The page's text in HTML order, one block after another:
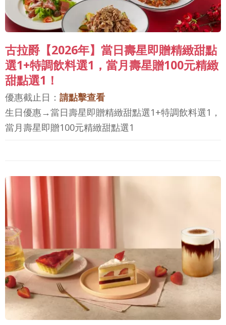
古拉爵【2026年】當日壽星即贈精緻甜點
選1+特調飲料選1，當月壽星贈100元精緻
甜點選1！
優惠截止日： 請點擊查看
生日優惠→當日壽星即贈精緻甜點選1+特調飲料選1，
當月壽星即贈100元精緻甜點選1